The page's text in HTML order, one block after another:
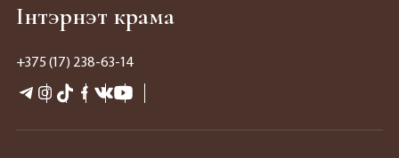
Інтэрнэт крама
+375 (17) 238-63-14